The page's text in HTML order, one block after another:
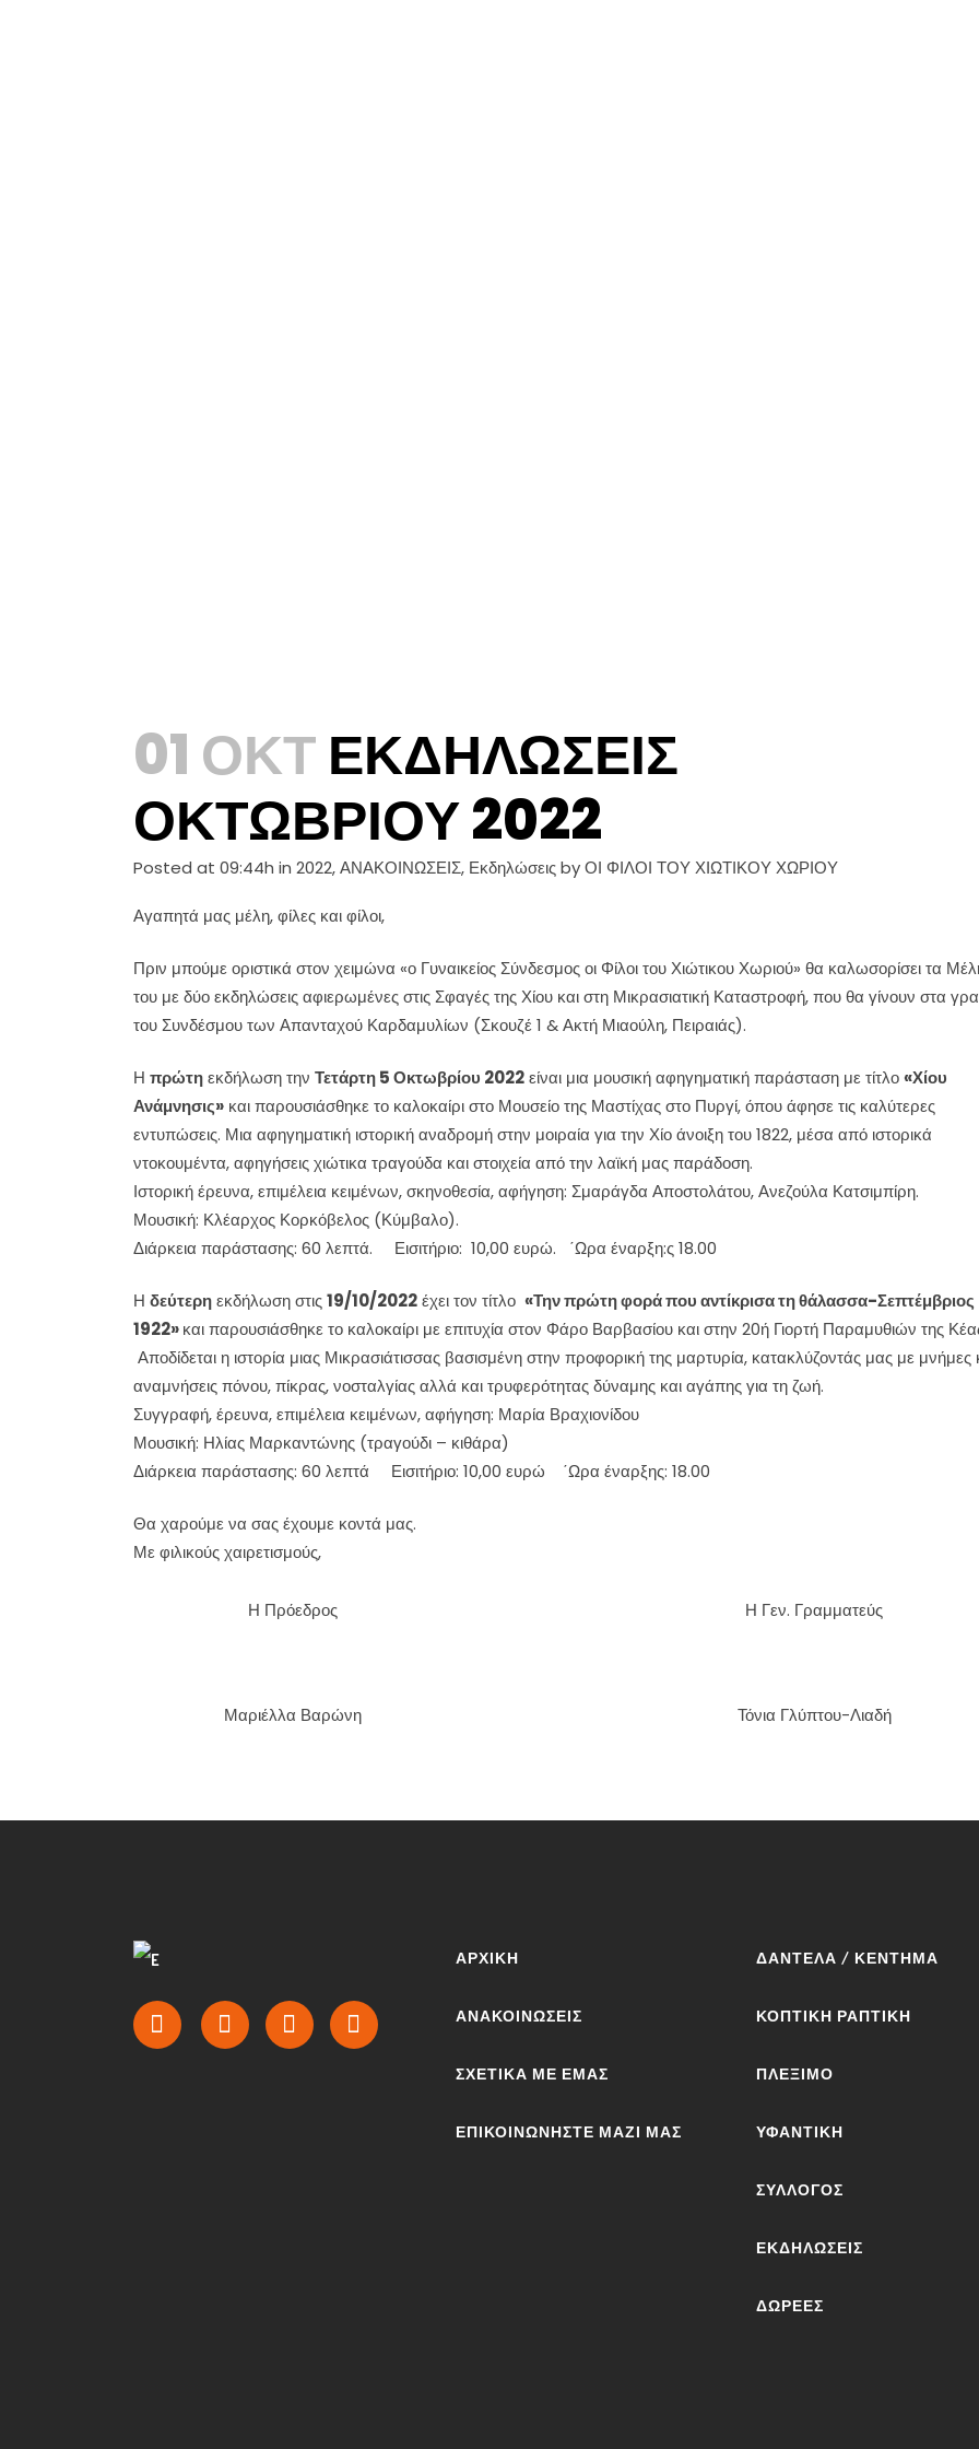
01 ΟΚΤ ΕΚΔΗΛΏΣΕΙΣ
ΟΚΤΩΒΡΊΟΥ 2022
Posted at 09:44h in 2022,ΑΝΑΚΟΙΝΩΣΕΙΣ, ΕκδηλώσειςbyΟΙ ΦΙΛΟΙ ΤΟΥ ΧΙΩΤΙΚΟΥ ΧΩΡΙΟΥ
Αγαπητά μας μέλη, φίλες και φίλοι,
Πριν μπούμε οριστικά στον χειμώνα «ο Γυναικείος Σύνδεσμος οι Φίλοι του Χιώτικου Χωριού» θα καλωσορίσει τα
του με δύο εκδηλώσεις αφιερωμένες στις Σφαγές της Χίου και στη Μικρασιατική Καταστροφή, που θα γίνουν στα
του Συνδέσμου των Απανταχού Καρδαμυλίων (Σκουζέ 1 & Ακτή Μιαούλη, Πειραιάς).
Η πρώτηεκδήλωση την Τετάρτη 5 Οκτωβρίου 2022είναι μια μουσική αφηγηματική παράσταση με τίτλο«Χίου
Ανάμνησις» και παρουσιάσθηκε το καλοκαίρι στο Μουσείο της Μαστίχας στο Πυργί, όπου άφησε τις καλύτερες
εντυπώσεις. Μια αφηγηματική ιστορική αναδρομή στην μοιραία για την Χίο άνοιξη του 1822, μέσα από ιστορικά
ντοκουμέντα, αφηγήσεις χιώτικα τραγούδα και στοιχεία από την λαϊκή μας παράδοση.
Ιστορική έρευνα, επιμέλεια κειμένων, σκηνοθεσία, αφήγηση: Σμαράγδα Αποστολάτου, Ανεζούλα Κατσιμπίρη.
Μουσική: Κλέαρχος Κορκόβελος (Κύμβαλο).
Διάρκεια παράστασης: 60 λεπτά. Εισιτήριο: 10,00 ευρώ. ΄Ωρα έναρξη:ς 18.00
Η δεύτερηεκδήλωση στις19/10/2022έχει τον τίτλο «Την πρώτη φορά που αντίκρισα τη θάλασσα-Σεπτέμβριος
1922»και παρουσιάσθηκε το καλοκαίρι με επιτυχία στον Φάρο Βαρβασίου και στην 20ή Γιορτή Παραμυθιών της
Αποδίδεται η ιστορία μιας Μικρασιάτισσας βασισμένη στην προφορική της μαρτυρία, κατακλύζοντάς μας με μνήμες
αναμνήσεις πόνου, πίκρας, νοσταλγίας αλλά και τρυφερότητας δύναμης και αγάπης για τη ζωή.
Συγγραφή, έρευνα, επιμέλεια κειμένων, αφήγηση: Μαρία Βραχιονίδου
Μουσική: Ηλίας Μαρκαντώνης (τραγούδι – κιθάρα)
Διάρκεια παράστασης: 60 λεπτά Εισιτήριο: 10,00 ευρώ ΄Ωρα έναρξης: 18.00
Θα χαρούμε να σας έχουμε κοντά μας.
Με φιλικούς χαιρετισμούς,
Η Πρόεδρος
Μαριέλλα Βαρώνη
Η Γεν. Γραμματεύς
Τόνια Γλύπτου-Λιαδή
ΑΡΧΙΚΉ
ΑΝΑΚΟΙΝΩΣΕΙΣ
ΣΧΕΤΙΚΆ ΜΕ ΕΜΆΣ
ΕΠΙΚΟΙΝΩΝΉΣΤΕ ΜΑΖΊ ΜΑΣ
ΔΑΝΤΈΛΑ / ΚΈΝΤΗΜΑ
ΚΟΠΤΙΚΉ ΡΑΠΤΙΚΉ
ΠΛΈΞΙΜΟ
ΥΦΑΝΤΙΚΉ
ΣΎΛΛΟΓΟΣ
ΕΚΔΗΛΏΣΕΙΣ
ΔΩΡΕΈΣ